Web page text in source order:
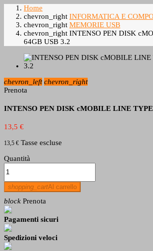
Home
chevron_right INFORMATICA E
chevron_right MEMORIE USB
chevron_right INTENSO PEN DISK
64GB USB 3.2
chevron_left chevron_right
Prenota
INTENSO PEN DISK cMOBILE LINE
13,5 €
13,5 € Tasse escluse
Quantità
shopping_cartAl carrello
block Prenota
Pagamenti sicuri
Spedizioni veloci